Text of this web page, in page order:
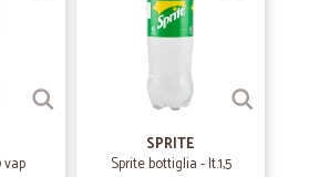
vap
SPRITE
Sprite bottiglia - lt.1,5